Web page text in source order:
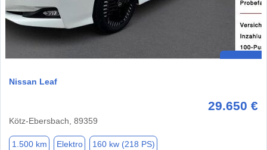
Nissan Leaf
29.650 €
Kötz-Ebersbach, 89359
1.500 km Elektro 160 kw (218 PS)